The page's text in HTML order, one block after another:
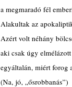
a megmaradó fél
Alakultak az
Azért volt néhány
aki csak úgy
egyáltalán, miért forog
(Na, jó, „ősrobbanás”)